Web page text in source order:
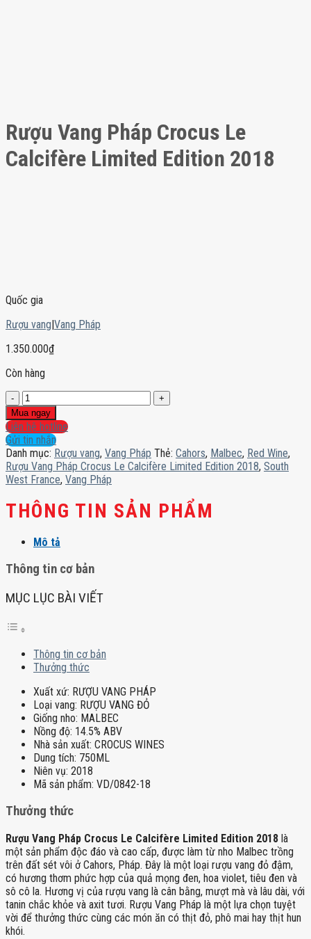
Rượu Vang Pháp Crocus Le
Calcifère Limited Edition 2018
Quốc gia
Rượu vang|Vang Pháp
1.350.000₫
Còn hàng
Rượu
Vang
Pháp
Crocus
Le
Calcifère
Limited
Edition
2018
số
Mua ngay
Liên hệ hotline
Gửi tin nhắn
Danh mục: Rượu vang, Vang Pháp Thẻ: Cahors, Malbec, Red Wine,
Rượu Vang Pháp Crocus Le Calcifère Limited Edition 2018, South
West France, Vang Pháp
THÔNG TIN SẢN PHẨM
Mô tả
Thông tin cơ bản
MỤC LỤC BÀI VIẾT
Thông tin cơ bản
Thưởng thức
Xuất xứ: RƯỢU VANG PHÁP
Loại vang: RƯỢU VANG ĐỎ
Giống nho: MALBEC
Nồng độ: 14.5% ABV
Nhà sản xuất: CROCUS WINES
Dung tích: 750ML
Niên vụ: 2018
Mã sản phẩm: VD/0842-18
Thưởng thức
Rượu Vang Pháp Crocus Le Calcifère Limited Edition 2018 là
một sản phẩm độc đáo và cao cấp, được làm từ nho Malbec trồng
trên đất sét vôi ở Cahors, Pháp. Đây là một loại rượu vang đỏ đậm,
có hương thơm phức hợp của quả mọng đen, hoa violet, tiêu đen và
sô cô la. Hương vị của rượu vang là cân bằng, mượt mà và lâu dài, với
tanin chắc khỏe và axit tươi. Rượu Vang Pháp là một lựa chọn tuyệt
vời để thưởng thức cùng các món ăn có thịt đỏ, phô mai hay thịt hun
khói.